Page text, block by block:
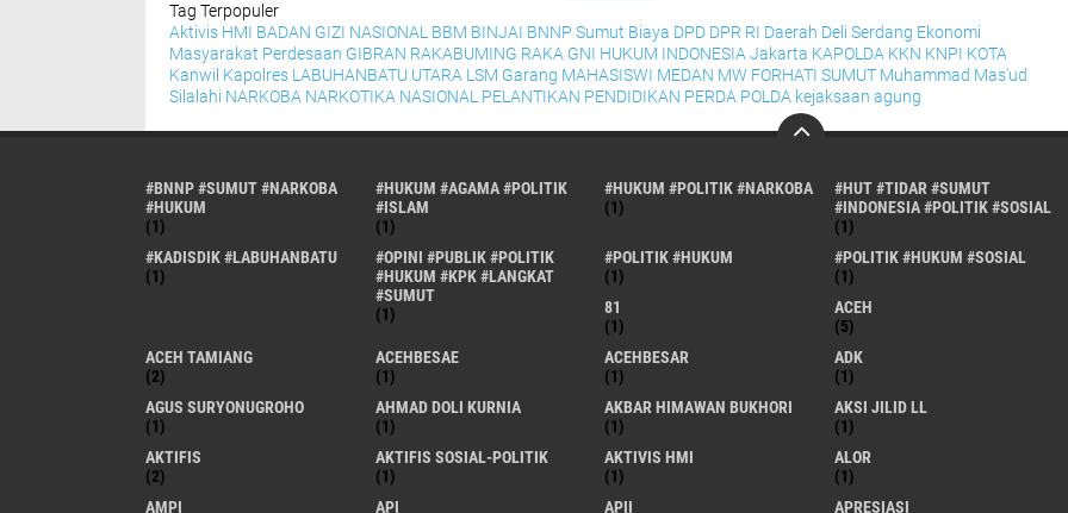
Tag Terpopuler
Aktivis HMI BADAN GIZI NASIONAL BBM BINJAI BNNP Sumut Biaya DPD DPR RI Daerah Deli Serdang Ekonomi
Masyarakat Perdesaan GIBRAN RAKABUMING RAKA GNI HUKUM INDONESIA Jakarta KAPOLDA KKN KNPI KOTA
Kanwil Kapolres LABUHANBATU UTARA LSM Garang MAHASISWI MEDAN MW FORHATI SUMUT Muhammad Mas'ud
Silalahi NARKOBA NARKOTIKA NASIONAL PELANTIKAN PENDIDIKAN PERDA POLDA kejaksaan agung
#BNNP #SUMUT #NARKOBA
#HUKUM
(1)
#HUKUM #AGAMA #POLITIK
#ISLAM
(1)
#HUKUM #POLITIK #NARKOBA
(1)
#HUT #TIDAR #SUMUT
#INDONESIA #POLITIK #SOSIAL
(1)
#KADISDIK #LABUHANBATU
(1)
#OPINI #PUBLIK #POLITIK
#HUKUM #KPK #LANGKAT
#SUMUT
(1)
#POLITIK #HUKUM
(1)
#POLITIK #HUKUM #SOSIAL
(1)
81
(1)
ACEH
(5)
ACEH TAMIANG
(2)
ACEHBESAE
(1)
ACEHBESAR
(1)
ADK
(1)
AGUS SURYONUGROHO
(1)
AHMAD DOLI KURNIA
(1)
AKBAR HIMAWAN BUKHORI
(1)
AKSI JILID LL
(1)
AKTIFIS
(2)
AKTIFIS SOSIAL-POLITIK
(1)
AKTIVIS HMI
(1)
ALOR
(1)
AMPI
API
APII
APRESIASI